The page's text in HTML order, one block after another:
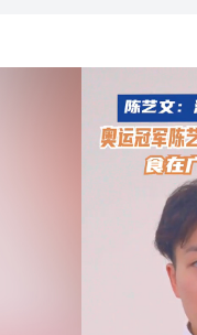
多班航班 高鐵8班車
獎半注中 下期多寶
夫女足》香港將上
殺及自殺案 房屋署